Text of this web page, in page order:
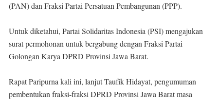
(PAN) dan Fraksi Partai Persatuan Pembangunan (PPP).
Untuk diketahui, Partai Solidaritas Indonesia (PSI) mengajukan
surat permohonan untuk bergabung dengan Fraksi Partai
Golongan Karya DPRD Provinsi Jawa Barat.
Rapat Paripurna kali ini, lanjut Taufik Hidayat, pengumuman
pembentukan fraksi-fraksi DPRD Provinsi Jawa Barat masa